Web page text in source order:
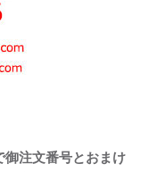
注文番号とおまけ